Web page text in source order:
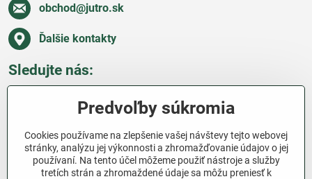
obchod​@jutro​.sk
Ďalšie kontakty
Sledujte nás:
Všetko o nákupe
Ďakujeme za podporu
Predvoľby súkromia
Cookies používame na zlepšenie vašej návštevy tejto webovej
stránky, analýzu jej výkonnosti a zhromažďovanie údajov o jej
používaní. Na tento účel môžeme použiť nástroje a služby
tretích strán a zhromaždené údaje sa môžu preniesť k